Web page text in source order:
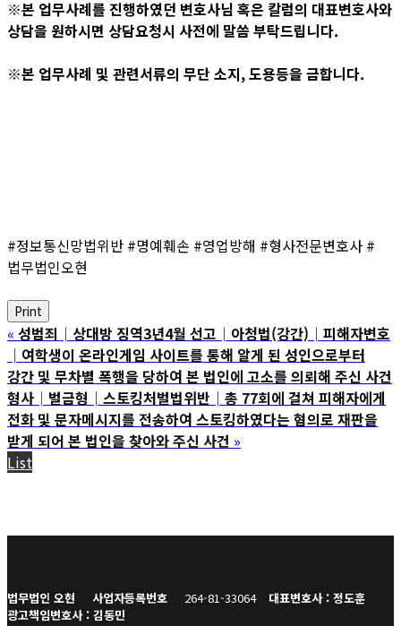
※본 업무사례를 진행하였던 변호사님 혹은 칼럼의 대표변호사와
상담을 원하시면 상담요청시 사전에 말씀 부탁드립니다.
※본 업무사례 및 관련서류의 무단 소지, 도용등을 금합니다.
#정보통신망법위반 #명예훼손 #영업방해 #형사전문변호사 #
법무법인오현
Print
« 성범죄│상대방 징역3년4월 선고│아청법(강간)│피해자변호
│여학생이 온라인게임 사이트를 통해 알게 된 성인으로부터
강간 및 무차별 폭행을 당하여 본 법인에 고소를 의뢰해 주신 사건
형사│벌금형│스토킹처벌법위반│총 77회에 걸쳐 피해자에게
전화 및 문자메시지를 전송하여 스토킹하였다는 혐의로 재판을
받게 되어 본 법인을 찾아와 주신 사건 »
List
법무법인 오현 사업자등록번호 264-81-33064
대표변호사 : 정도훈
광고책임변호사 : 김동민